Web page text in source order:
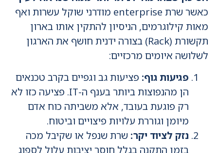
כאשר שרת enterprise מודרני שוקל עשרות ואף
מאות קילוגרמים, הניסיון להתקין אותו בארון
תקשורת (Rack) בצורה ידנית חושף את הארגון
לשלושה איומים מרכזיים:
פגיעות גוף: פציעות גב וגפיים בקרב טכנאים
הן מהנפוצות ביותר בענף ה-IT. פציעה כזו לא
רק פוגעת בעובד, אלא משביתה כוח אדם
מיומן וגוררת עלויות פיצויים וביטוח.
נזק לציוד יקר: שרת שנפל או שקיבל מכה
בזמן התקנה בגלל חוסר יציבות עלול לספוג